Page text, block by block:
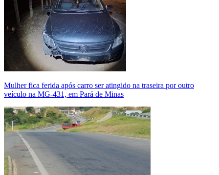
Mulher fica ferida após carro ser atingido na traseira por outro
veículo na MG-431, em Pará de Minas